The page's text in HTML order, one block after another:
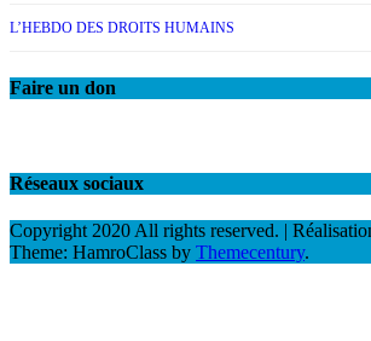
L’HEBDO DES DROITS HUMAINS
Faire un don
Réseaux sociaux
Copyright 2020 All rights reserved. |
Theme: HamroClass by Themecentury.